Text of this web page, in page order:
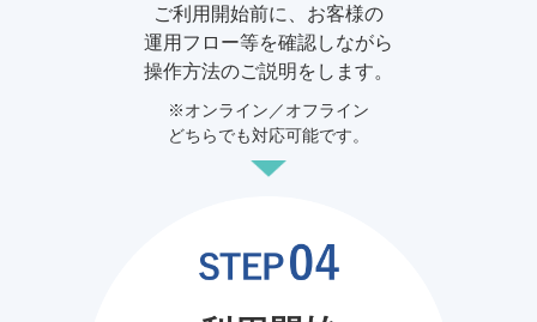
ご利用開始前に、お客様の
運用フロー等を確認しながら
操作方法のご説明をします。
※オンライン／オフライン
どちらでも対応可能です。